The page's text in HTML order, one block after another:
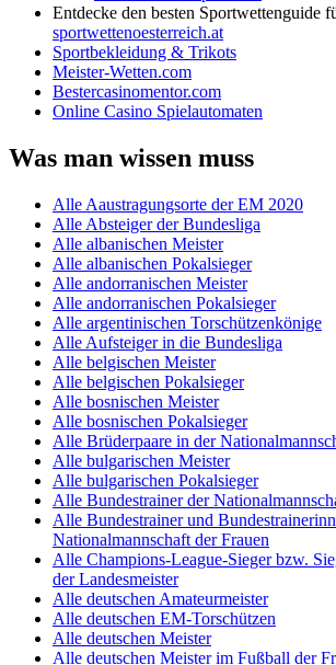
Entdecke den besten Sportwettenguide
sportwettenoesterreich.at
Sportbekleidung & Trikots
Meister-Wetten.com
Bestercasinomentor.com
Online Casino Spielautomaten
Was man wissen muss
Alle Aaustragungsorte der EM 2020
Alle Absteiger der Bundesliga
Alle albanischen Meister
Alle albanischen Pokalsieger
Alle andorranischen Meister
Alle andorranischen Pokalsieger
Alle argentinischen Torschützenkönige
Alle Aufsteiger in die Bundesliga
Alle belgischen Meister
Alle belgischen Pokalsieger
Alle bosnischen Meister
Alle bosnischen Pokalsieger
Alle Brüderpaare in der
Alle bulgarischen Meister
Alle bulgarischen Pokalsieger
Alle Bundestrainer der
Alle Bundestrainer und
Nationalmannschaft der Frauen
Alle Champions-League-Sieger bzw.
der Landesmeister
Alle deutschen Amateurmeister
Alle deutschen EM-Torschützen
Alle deutschen Meister
Alle deutschen Meister im Fußball der